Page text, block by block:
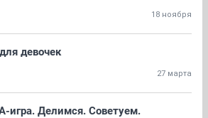
18 ноября
девочек
27 марта
игра. Делимся. Советуем.